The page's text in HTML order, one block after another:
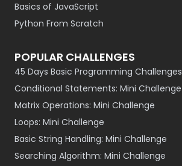
Basics of JavaScript
Python From Scratch
POPULAR CHALLENGES
45 Days Basic Programming Challenges
Conditional Statements: Mini Challenge
Matrix Operations: Mini Challenge
Loops: Mini Challenge
Basic String Handling: Mini Challenge
Searching Algorithm: Mini Challenge